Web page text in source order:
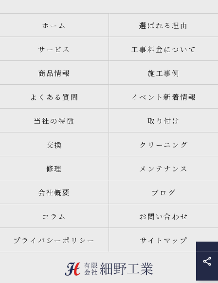
ホーム 選ばれる理由
サービス 工事料金について
商品情報 施工事例
よくある質問 イベント新着情報
当社の特徴 取り付け
交換 クリーニング
修理 メンテナンス
会社概要 ブログ
コラム お問い合わせ
プライバシーポリシー サイトマップ